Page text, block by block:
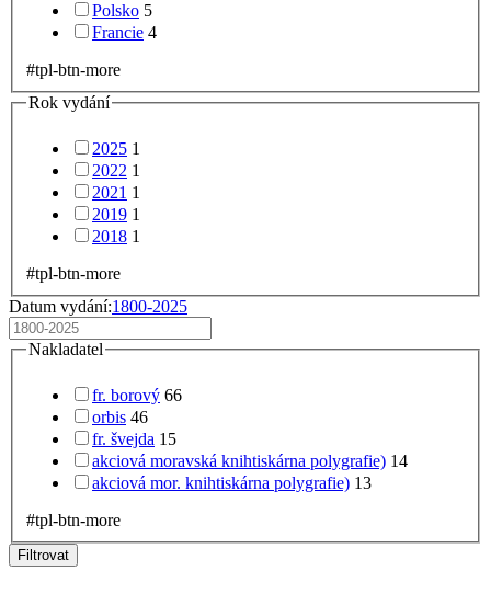
Polsko 5
Francie 4
#tpl-btn-more
Rok vydání
2025 1
2022 1
2021 1
2019 1
2018 1
#tpl-btn-more
Datum vydání:1800-2025
Nakladatel
fr. borový 66
orbis 46
fr. švejda 15
akciová moravská knihtiskárna polygrafie) 14
akciová mor. knihtiskárna polygrafie) 13
#tpl-btn-more
Filtrovat